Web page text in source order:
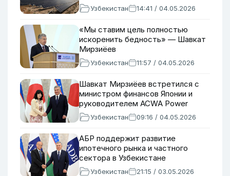
Узбекистан 14:41 / 04.05.2026
«Мы ставим цель полностью
искоренить бедность» — Шавкат
Мирзиёев
Узбекистан 11:57 / 04.05.2026
Шавкат Мирзиёев встретился с
министром финансов Японии и
руководителем ACWA Power
Узбекистан 09:16 / 04.05.2026
АБР поддержит развитие
ипотечного рынка и частного
сектора в Узбекистане
Узбекистан 21:15 / 03.05.2026